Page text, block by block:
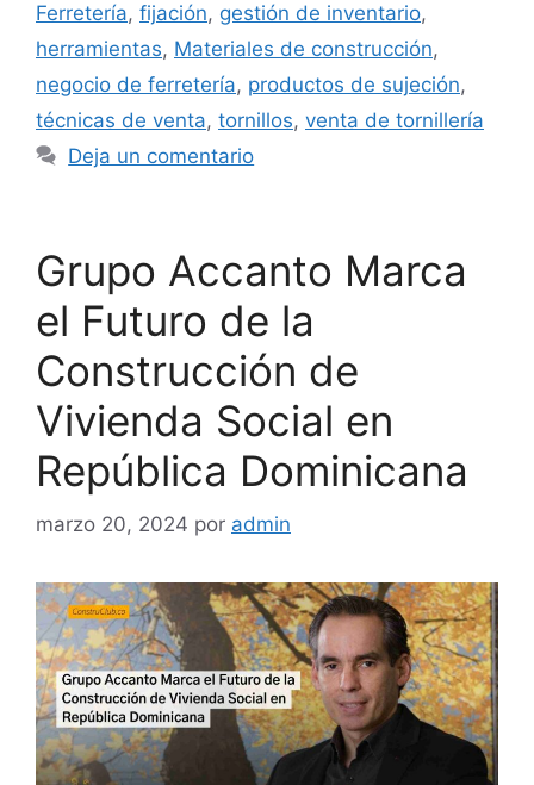
Ferretería, fijación, gestión de inventario,
herramientas, Materiales de construcción,
negocio de ferretería, productos de sujeción,
técnicas de venta, tornillos, venta de tornillería
Deja un comentario
Grupo Accanto Marca
el Futuro de la
Construcción de
Vivienda Social en
República Dominicana
marzo 20, 2024 por admin